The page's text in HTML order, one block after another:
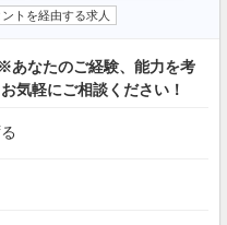
トを経由する求人
あなたのご経験、能力を考
気軽にご相談ください！